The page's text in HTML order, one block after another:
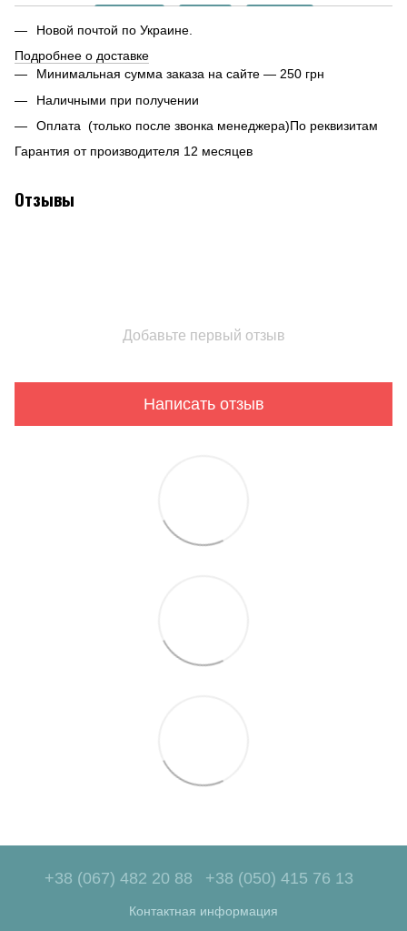
Новой почтой по Украине.
Подробнее о доставке
Минимальная сумма заказа на сайте — 250 грн
Наличными при получении
Оплата (только после звонка менеджера)По реквизитам
Гарантия от производителя 12 месяцев
Отзывы
Добавьте первый отзыв
Написать отзыв
+38 (067) 482 20 88 +38 (050) 415 76 13
Контактная информация